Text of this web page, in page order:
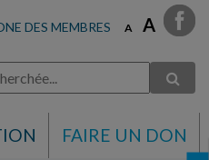
DES MEMBRES A A
FAIRE UN DON